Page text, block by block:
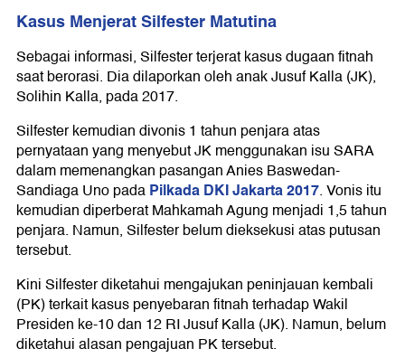
Kasus Menjerat Silfester Matutina
Sebagai informasi, Silfester terjerat kasus dugaan fitnah
saat berorasi. Dia dilaporkan oleh anak Jusuf Kalla (JK),
Solihin Kalla, pada 2017.
Silfester kemudian divonis 1 tahun penjara atas
pernyataan yang menyebut JK menggunakan isu SARA
dalam memenangkan pasangan Anies Baswedan-
Sandiaga Uno padaPilkada DKI Jakarta 2017. Vonis itu
kemudian diperberat Mahkamah Agung menjadi 1,5 tahun
penjara. Namun, Silfester belum dieksekusi atas putusan
tersebut.
Kini Silfester diketahui mengajukan peninjauan kembali
(PK) terkait kasus penyebaran fitnah terhadap Wakil
Presiden ke-10 dan 12 RI Jusuf Kalla (JK). Namun, belum
diketahui alasan pengajuan PK tersebut.